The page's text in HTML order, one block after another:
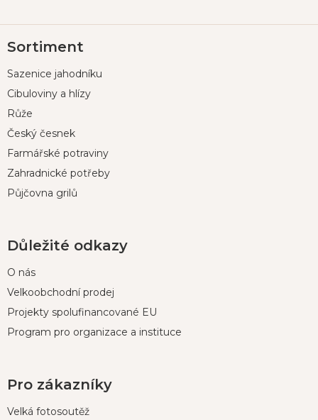
á
a
Sortiment
Sazenice jahodníku
Cibuloviny a hlízy
Růže
Český česnek
Farmářské potraviny
Zahradnické potřeby
Půjčovna grilů
Důležité odkazy
O nás
Velkoobchodní prodej
Projekty spolufinancované EU
Program pro organizace a instituce
Pro zákazníky
Velká fotosoutěž